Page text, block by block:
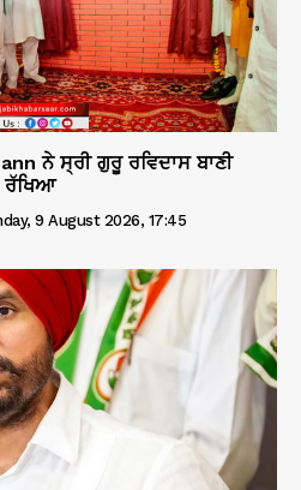
ਨੇ ਸ੍ਰੀ ਗੁਰੂ ਰਵਿਦਾਸ ਬਾਣੀ
ਰੱਖਿਆ
9 August 2026, 17:45